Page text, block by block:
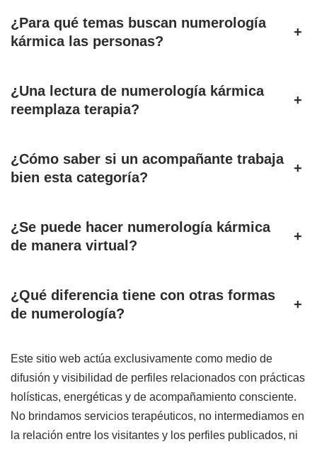
¿Para qué temas buscan numerología
kármica las personas?
+
¿Una lectura de numerología kármica
reemplaza terapia?
+
¿Cómo saber si un acompañante trabaja
bien esta categoría?
+
¿Se puede hacer numerología kármica
de manera virtual?
+
¿Qué diferencia tiene con otras formas
de numerología?
+
Este sitio web actúa exclusivamente como medio de
difusión y visibilidad de perfiles relacionados con prácticas
holísticas, energéticas y de acompañamiento consciente.
No brindamos servicios terapéuticos, no intermediamos en
la relación entre los visitantes y los perfiles publicados, ni